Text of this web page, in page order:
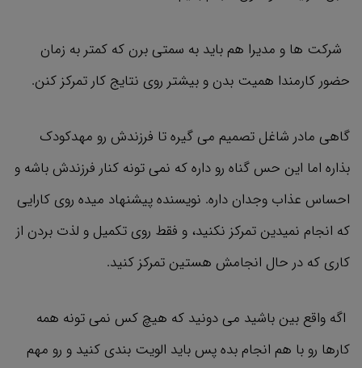
شرکت ها و مدیرا هم باید به سمتی برن که کمتر به زمان
حضور کارمندا همیت بدن و بیشتر روی نتایج کار تمرکز کنن.
گاهی مادر شاغل تصمیم می گیره تا فرزندش رو مهدکودک
بذاره اما این حس گناه رو داره که نمی تونه کنار فرزندش باشه و
احساس عذاب وجدان داره. نویسنده پیشنهاد میده روی کارایی
که انجام نمیدین تمرکز نکنید، و فقط روی تکمیل و لذت بردن از
کاری که در حال انجامش هستین تمرکز کنید.
اگه واقع بین باشید می دونید که هیچ کس نمی تونه همه
کارها رو با هم انجام بده پس باید الویت بندی کنید و رو مهم